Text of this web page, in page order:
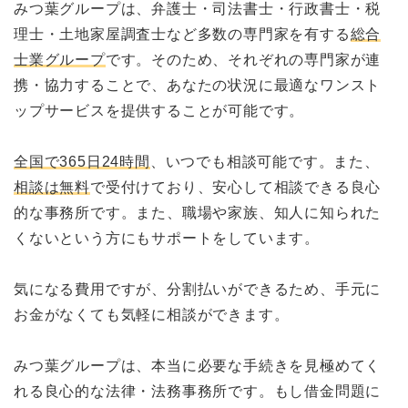
みつ葉グループは、弁護士・司法書士・行政書士・税
理士・土地家屋調査士など多数の専門家を有する総合
士業グループです。そのため、それぞれの専門家が連
携・協力することで、あなたの状況に最適なワンスト
ップサービスを提供することが可能です。
全国で365日24時間
、いつでも相談可能です。また、
相談は無料で受付けており、安心して相談できる良心
的な事務所です。また、職場や家族、知人に知られた
くないという方にもサポートをしています。
気になる費用ですが、分割払いができるため、手元に
お金がなくても気軽に相談ができます。
みつ葉グループは、本当に必要な手続きを見極めてく
れる良心的な法律・法務事務所です。もし借金問題に